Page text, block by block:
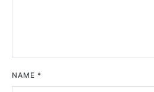
NAME *